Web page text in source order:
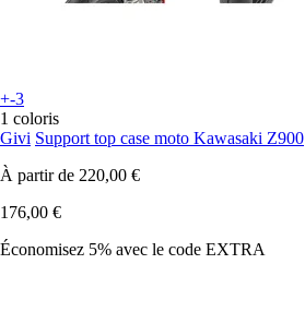
+-3
1 coloris
Givi Support top case moto Kawasaki Z900
À partir de 220,00 €
176,00 €
Économisez 5% avec le code EXTRA